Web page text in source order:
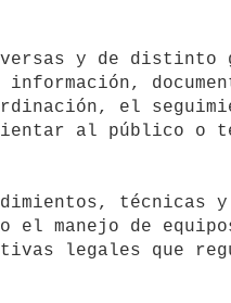
el
al público o
el manejo de
legales que